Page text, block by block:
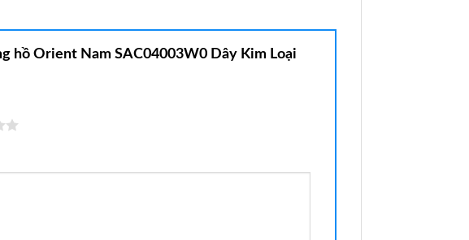
hồ Orient Nam SAC04003W0 Dây Kim Loại